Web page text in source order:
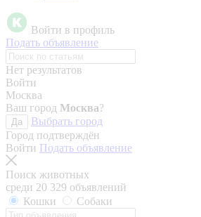
Войти в профиль
Подать объявление
Нет результатов
Войти
Москва
Ваш город Москва?
Да
Выбрать город
Город подтверждён
Войти Подать объявление
Поиск животных
среди 20 329 объявлений
Кошки
Собаки